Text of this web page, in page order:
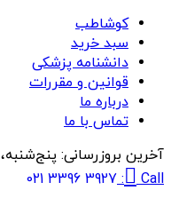
کوشاطب
سبد خرید
دانشنامه پزشکی
قوانین و مقررات
درباره ما
تماس با ما
آخرین بروزرسانی: پنج‌شنبه، 6 آگوست 2026
Call:
021 3396 3927